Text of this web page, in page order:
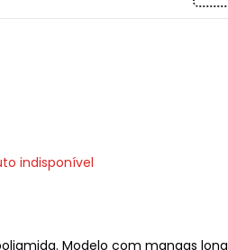
indisponível
Modelo com mangas